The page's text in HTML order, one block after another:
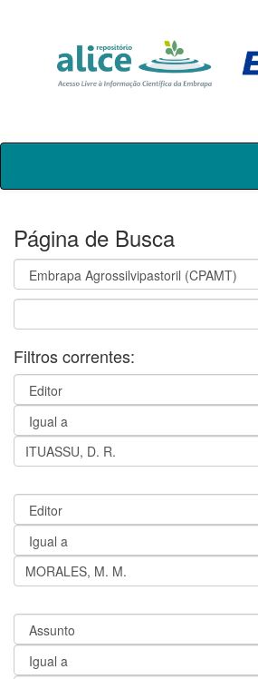
Skip
Página de Busca
Filtros correntes: